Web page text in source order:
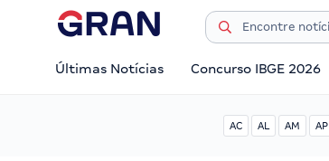
Últimas Notícias Concurso IBGE 2026
AC AL AM AP